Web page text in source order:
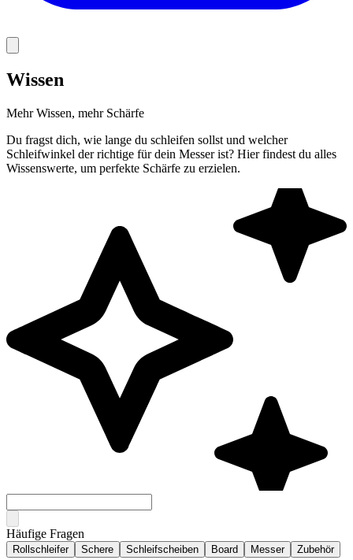
Wissen
Mehr Wissen, mehr Schärfe
Du fragst dich, wie lange du schleifen sollst und welcher
Schleifwinkel der richtige für dein Messer ist? Hier findest du alles
Wissenswerte, um perfekte Schärfe zu erzielen.
Häufige Fragen
Rollschleifer Schere Schleifscheiben Board Messer Zubehör